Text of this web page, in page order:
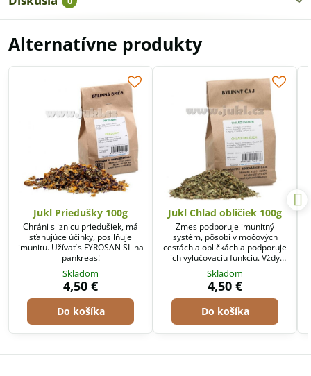
Alternatívne produkty
Jukl Priedušky 100g
Chráni sliznicu priedušiek, má
sťahujúce účinky, posilňuje
imunitu. Užívať s FYROSAN SL na
pankreas!
Skladom
4,50 €
Do košíka
Jukl Chlad obličiek 100g
Zmes podporuje imunitný
systém, pôsobí v močových
cestách a obličkách a podporuje
ich vylučovaciu funkciu. Vždy
močiť “do poslednej kvapky” –
závěrečný prúd moču (z obličiek)
musí von!
Skladom
4,50 €
Do košíka